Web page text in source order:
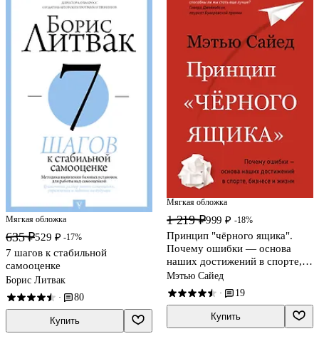
Мягкая обложка
635 ₽529 ₽ -17%
7 шагов к стабильной
самооценке
Борис Литвак
· 80
Купить
Мягкая обложка
1 219 ₽999 ₽ -18%
Принцип "чёрного ящика".
Почему ошибки — основа
наших достижений в спорте,
бизнесе и жизни
Мэтью Сайед
· 19
Купить